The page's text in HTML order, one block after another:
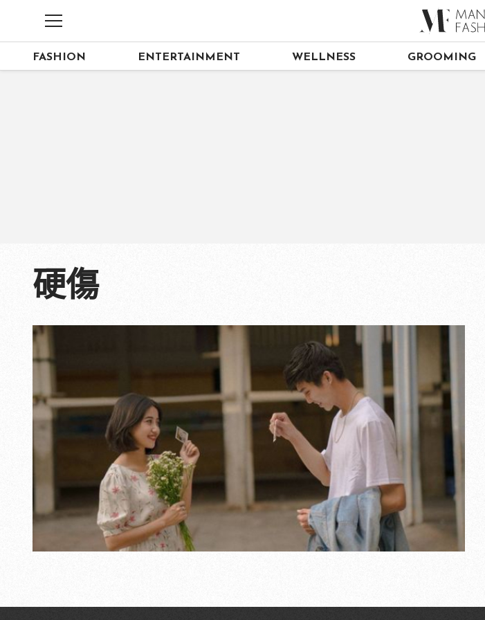
FASHION ENTERTAINMENT WELLNESS GROOMING
硬傷